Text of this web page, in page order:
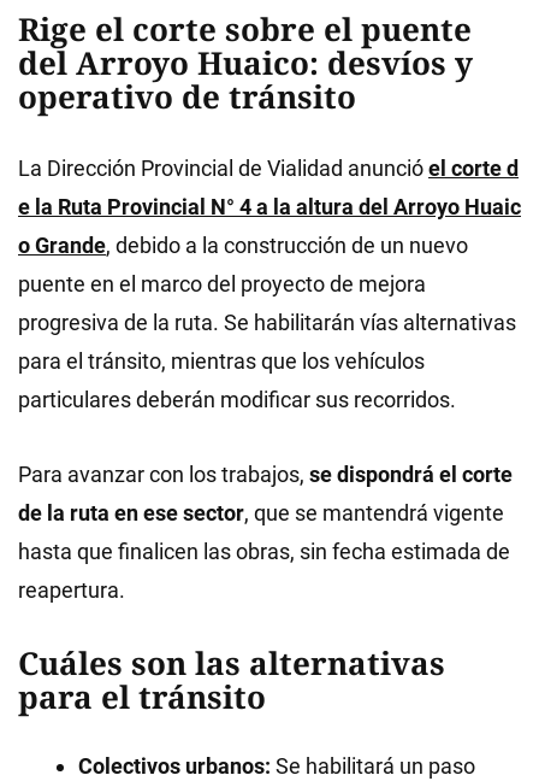
Rige el corte sobre el puente
del Arroyo Huaico: desvíos y
operativo de tránsito
La Dirección Provincial de Vialidad anuncióel corte d
e la Ruta Provincial N° 4 a la altura del Arroyo Huaic
o Grande, debido a la construcción de un nuevo
puente en el marco del proyecto de mejora
progresiva de la ruta. Se habilitarán vías alternativas
para el tránsito, mientras que los vehículos
particulares deberán modificar sus recorridos.
Para avanzar con los trabajos, se dispondrá el corte
de la ruta en ese sector, que se mantendrá vigente
hasta que finalicen las obras, sin fecha estimada de
reapertura.
Cuáles son las alternativas
para el tránsito
Colectivos urbanos: Se habilitará un paso